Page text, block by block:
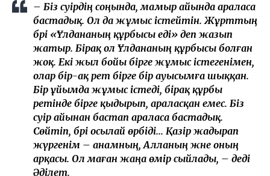
– Біз сәуірдің соңында, мамыр айында араласа
бастадық. Ол да жұмыс істейтін. Жұрттың
бәрі «Ұлдананың құрбысы еді» деп жазып
жатыр. Бірақ ол Ұлдананың құрбысы болған
жоқ. Екі жыл бойы бірге жұмыс істегенімен,
олар бір-ақ рет бірге бір ауысымға шыққан.
Бір ұйымда жұмыс істеді, бірақ құрбы
ретінде бірге қыдырып, араласқан емес. Біз
сәуір айынан бастап араласа бастадық.
Сөйтіп, бәрі осылай өрбіді... Қазір жадырап
жүргенім – анамның, Алланың және оның
арқасы. Ол маған жаңа өмір сыйлады, – деді
Әділет.